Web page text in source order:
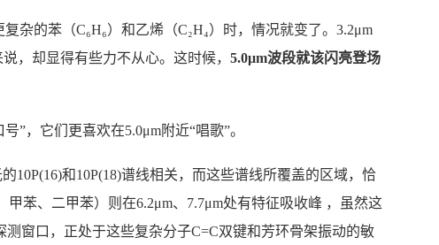
杂的苯（C₆H₆）和乙烯（C₂H₄）时，情况就变了。3.2μm
，却显得有些力不从心。这时候， 5.0μm波段就该闪亮登场
”，它们更喜欢在5.0μm附近“唱歌”。
10P(16)和10P(18)谱线相关，而这些谱线所覆盖的区域，恰
苯、二甲苯）则在6.2μm、7.7μm处有特征吸收峰 ，虽然这
测窗口，正处于这些复杂分子C=C双键和芳环骨架振动的敏